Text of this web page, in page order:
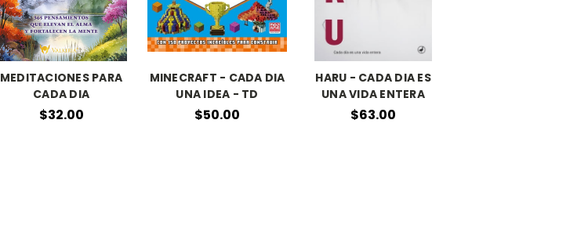
MEDITACIONES PARA
CADA DIA
$32.00
MINECRAFT - CADA DIA
UNA IDEA - TD
$50.00
HARU - CADA DIA ES
UNA VIDA ENTERA
$63.00